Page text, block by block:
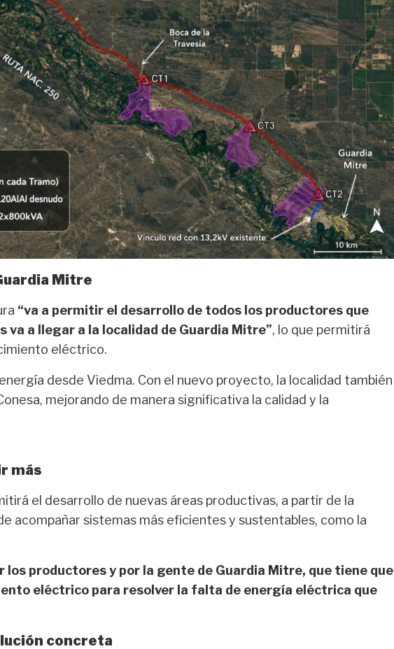
Mitre
“va a permitir el desarrollo de todos los productores que
va a llegar a la localidad de Guardia Mitre”, lo que permitirá
eléctrico.
desde Viedma. Con el nuevo proyecto, la localidad también
mejorando de manera significativa la calidad y la
más
el desarrollo de nuevas áreas productivas, a partir de la
acompañar sistemas más eficientes y sustentables, como la
los productores y por la gente de Guardia Mitre, que tiene que
eléctrico para resolver la falta de energía eléctrica que
concreta